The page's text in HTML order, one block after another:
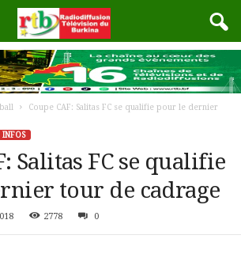
Coupe CAF: Salitas FC se qualifie pour le dernier
INFOS
Salitas FC se qualifie
tour de cadrage
2778 0